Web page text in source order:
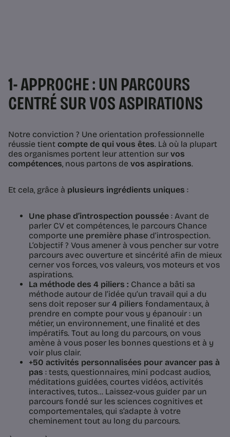
1- APPROCHE : UN PARCOURS
CENTRÉ SUR VOS ASPIRATIONS
Notre conviction ? Une orientation professionnelle
réussie tient compte de qui vous êtes. Là où la plupart
des organismes portent leur attention sur vos
compétences, nous partons de vos aspirations.
Et cela, grâce à plusieurs ingrédients uniques :
Une phase d’introspection poussée : Avant de
parler CV et compétences, le parcours Chance
comporte une première phase d’introspection.
L’objectif ? Vous amener à vous pencher sur votre
parcours avec ouverture et sincérité afin de mieux
cerner vos forces, vos valeurs, vos moteurs et vos
aspirations.
La méthode des 4 piliers : Chance a bâti sa
méthode autour de l’idée qu’un travail qui a du
sens doit reposer sur 4 piliers fondamentaux, à
prendre en compte pour vous y épanouir : un
métier, un environnement, une finalité et des
impératifs. Tout au long du parcours, on vous
amène à vous poser les bonnes questions et à y
voir plus clair.
+50 activités personnalisées pour avancer pas à
pas : tests, questionnaires, mini podcast audios,
méditations guidées, courtes vidéos, activités
interactives, tutos… Laissez-vous guider par un
parcours fondé sur les sciences cognitives et
comportementales, qui s’adapte à votre
cheminement tout au long du parcours.